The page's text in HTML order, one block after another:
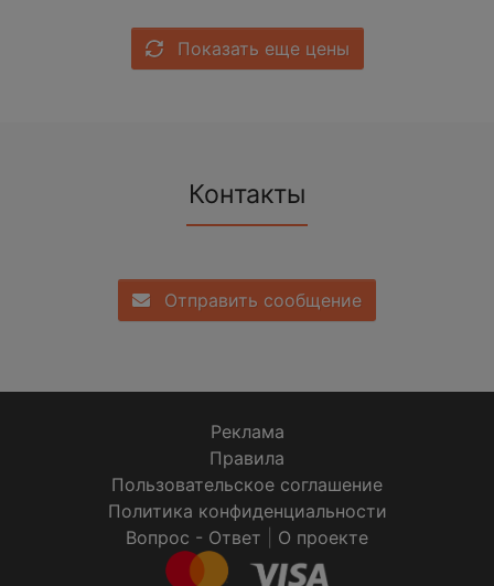
Показать еще цены
Контакты
Отправить сообщение
Реклама
Правила
Пользовательское соглашение
Политика конфиденциальности
Вопрос - Ответ
О проекте